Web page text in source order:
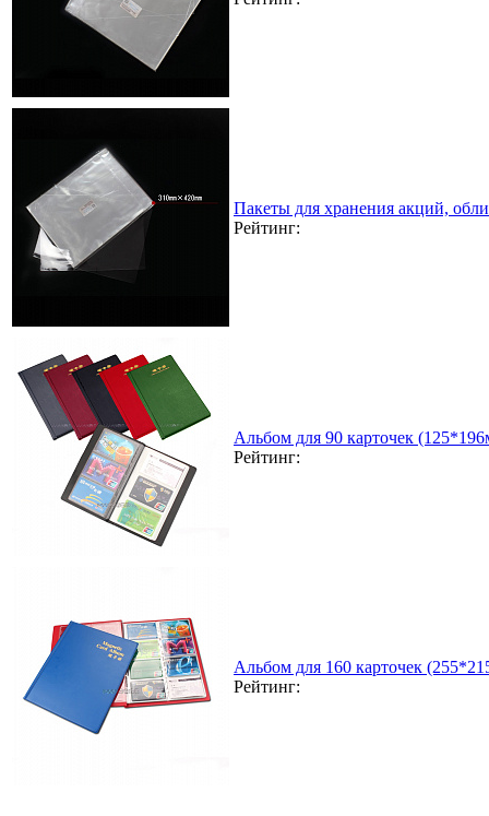
Пакеты для хранения акций,
Рейтинг:
Альбом для 90 карточек
Рейтинг:
Альбом для 160 карточек
Рейтинг: